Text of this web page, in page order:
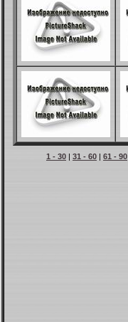
1 - 30 | 31 - 60 | 61 - 90